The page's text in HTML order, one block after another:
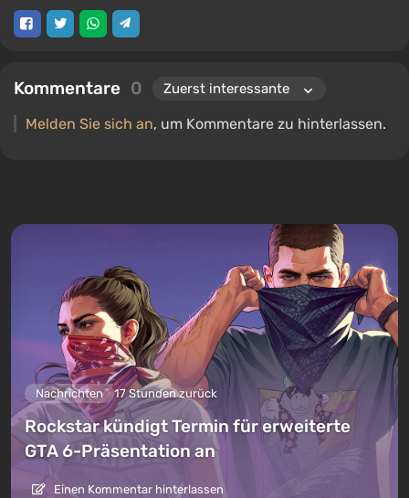
Kommentare 0
Melden Sie sich an, um Kommentare zu hinterlassen.
Nachrichten 17 Stunden zurück
Rockstar kündigt Termin für erweiterte
GTA 6-Präsentation an
Einen Kommentar hinterlassen